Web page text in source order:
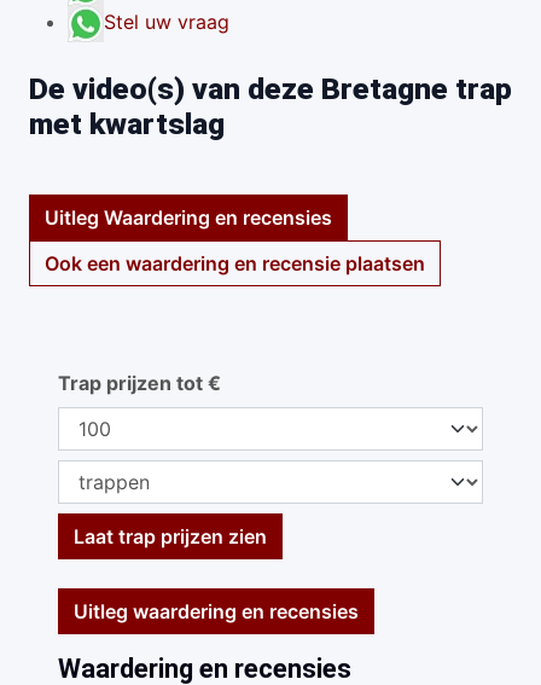
Stel uw vraag
De video(s) van deze Bretagne trap
met kwartslag
Uitleg Waardering en recensies
Ook een waardering en recensie plaatsen
Trap prijzen tot €
Laat trap prijzen zien
Uitleg waardering en recensies
Waardering en recensies